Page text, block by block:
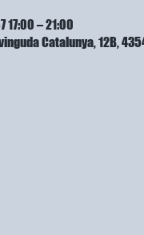
17:00 – 21:00
Catalunya, 12B,